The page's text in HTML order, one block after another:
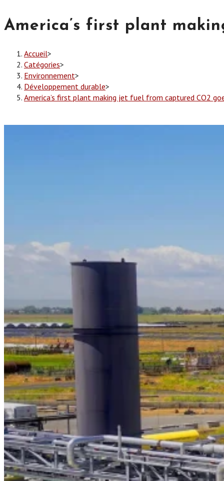
America’s first plant
Accueil>
Catégories>
Environnement>
Développement durable>
America’s first plant making jet fuel from captured CO2